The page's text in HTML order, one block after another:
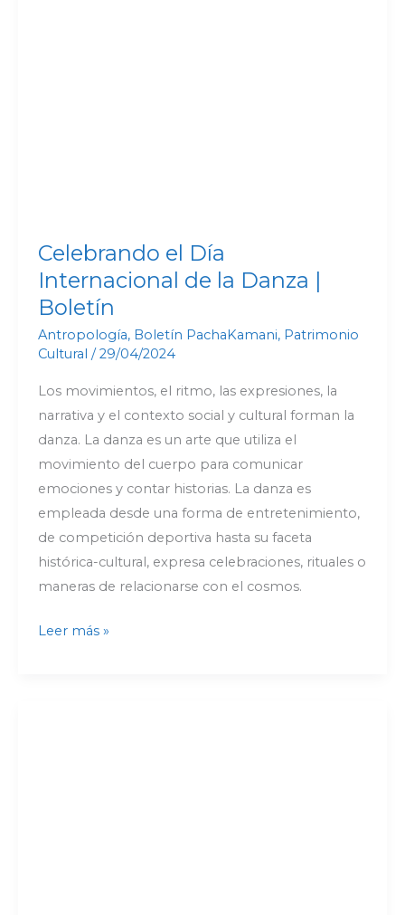
Celebrando el Día
Internacional de la Danza |
Boletín
Antropología, Boletín PachaKamani, Patrimonio
Cultural /29/04/2024
Los movimientos, el ritmo, las expresiones, la
narrativa y el contexto social y cultural forman la
danza. La danza es un arte que utiliza el
movimiento del cuerpo para comunicar
emociones y contar historias. La danza es
empleada desde una forma de entretenimiento,
de competición deportiva hasta su faceta
histórica-cultural, expresa celebraciones, rituales o
maneras de relacionarse con el cosmos.
Leer más »